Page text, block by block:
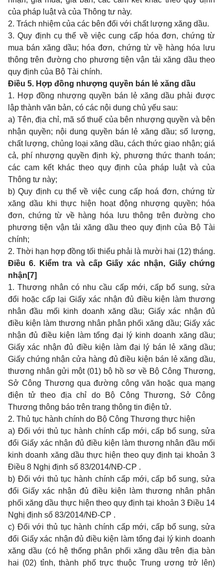
của pháp luật và của Thông tư này.
2. Trách nhiệm của các bên đối với chất lượng xăng dầu.
3. Quy định cụ thể về việc cung cấp hóa đơn, chứng từ
mua bán xăng dầu; hóa đơn, chứng từ về hàng hóa lưu
thông trên đường cho phương tiện vận tải xăng dầu theo
quy định của Bộ Tài chính.
Điều 5. Hợp đồng nhượng quyền bán lẻ xăng dầu
1. Hợp đồng nhượng quyền bán lẻ xăng dầu phải được
lập thành văn bản, có các nội dung chủ yếu sau:
a) Tên, địa chỉ, mã số thuế của bên nhượng quyền và bên
nhận quyền; nội dung quyền bán lẻ xăng dầu; số lượng,
chất lượng, chủng loại xăng dầu, cách thức giao nhận; giá
cả, phí nhượng quyền định kỳ, phương thức thanh toán;
các cam kết khác theo quy định của pháp luật và của
Thông tư này;
b) Quy định cụ thể về việc cung cấp hoá đơn, chứng từ
xăng dầu khi thực hiện hoạt động nhượng quyền; hóa
đơn, chứng từ về hàng hóa lưu thông trên đường cho
phương tiện vận tải xăng dầu theo quy định của Bộ Tài
chính;
2. Thời hạn hợp đồng tối thiểu phải là mười hai (12) tháng.
Điều 6. Kiểm tra và cấp Giấy xác nhận, Giấy chứng
nhận [7]
1. Thương nhân có nhu cầu cấp mới, cấp bổ sung, sửa
đổi hoặc cấp lại Giấy xác nhận đủ điều kiện làm thương
nhân đầu mối kinh doanh xăng dầu; Giấy xác nhận đủ
điều kiện làm thương nhân phân phối xăng dầu; Giấy xác
nhận đủ điều kiện làm tổng đại lý kinh doanh xăng dầu;
Giấy xác nhận đủ điều kiện làm đại lý bán lẻ xăng dầu;
Giấy chứng nhận cửa hàng đủ điều kiện bán lẻ xăng dầu,
thương nhân gửi một (01) bộ hồ sơ về Bộ Công Thương,
Sở Công Thương qua đường công văn hoặc qua mạng
điện tử theo địa chỉ do Bộ Công Thương, Sở Công
Thương thông báo trên trang thông tin điện tử.
2. Thủ tục hành chính do Bộ Công Thương thực hiện
a) Đối với thủ tục hành chính cấp mới, cấp bổ sung, sửa
đổi Giấy xác nhận đủ điều kiện làm thương nhân đầu mối
kinh doanh xăng dầu thực hiện theo quy định tại khoản 3
Điều 8 Nghị định số 83/2014/NĐ-CP .
b) Đối với thủ tục hành chính cấp mới, cấp bổ sung, sửa
đổi Giấy xác nhận đủ điều kiện làm thương nhân phân
phối xăng dầu thực hiện theo quy định tại khoản 3 Điều 14
Nghị định số 83/2014/NĐ-CP .
c) Đối với thủ tục hành chính cấp mới, cấp bổ sung, sửa
đổi Giấy xác nhận đủ điều kiện làm tổng đại lý kinh doanh
xăng dầu (có hệ thống phân phối xăng dầu trên địa bàn
hai (02) tỉnh, thành phố trực thuộc Trung ương trở lên)